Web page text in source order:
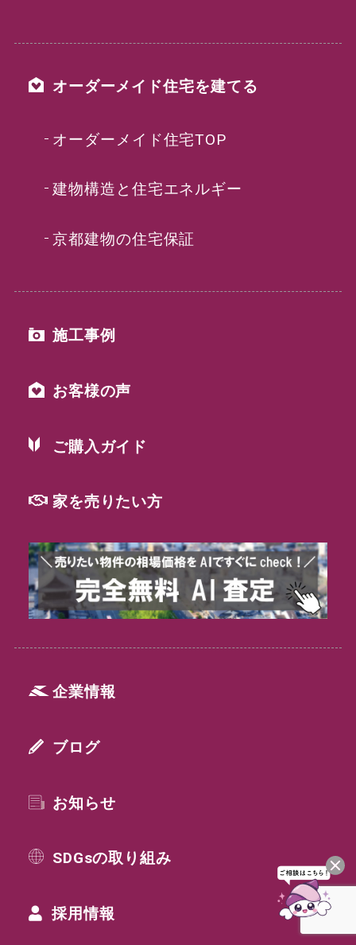
オーダーメイド住宅を建てる
オーダーメイド住宅TOP
建物構造と住宅エネルギー
京都建物の住宅保証
施工事例
お客様の声
ご購入ガイド
家を売りたい方
企業情報
ブログ
お知らせ
SDGsの取り組み
採用情報